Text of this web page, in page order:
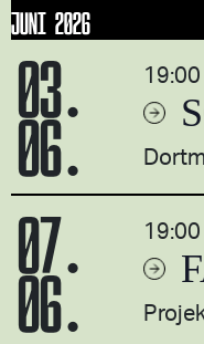
JUNI 2026
03.
06.
19:00
07.
06.
19:00